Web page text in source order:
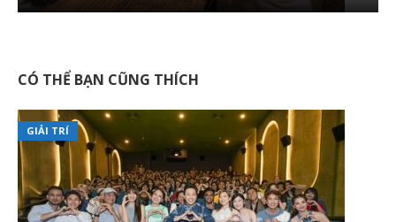
CÓ THỂ BẠN CŨNG THÍCH
GIẢI TRÍ